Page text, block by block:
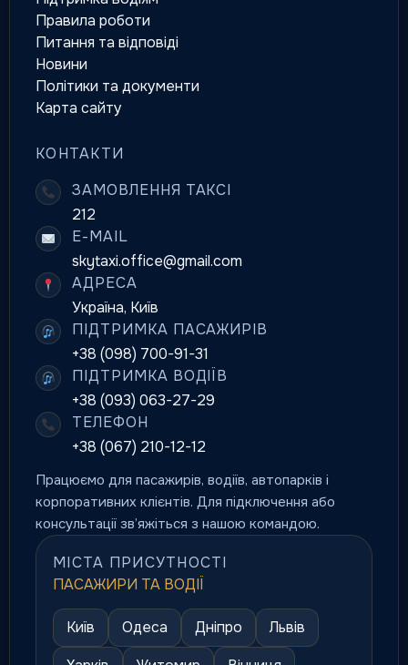
Правила роботи
Питання та відповіді
Новини
Політики та документи
Карта сайту
КОНТАКТИ
ЗАМОВЛЕННЯ ТАКСІ
212
E-MAIL
skytaxi.office@gmail.com
АДРЕСА
Україна, Київ
ПІДТРИМКА ПАСАЖИРІВ
+38 (098) 700-91-31
ПІДТРИМКА ВОДІЇВ
+38 (093) 063-27-29
ТЕЛЕФОН
+38 (067) 210-12-12
Працюємо для пасажирів, водіїв, автопарків і
корпоративних клієнтів. Для підключення або
консультації зв’яжіться з нашою командою.
МІСТА ПРИСУТНОСТІ
ПАСАЖИРИ ТА ВОДІЇ
Київ Одеса Дніпро
Львів